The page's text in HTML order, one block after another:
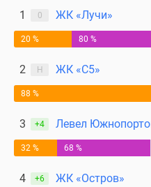
1 0 ЖК «Лучи»
20 % 80 %
2 Н ЖК «С5»
88 %
3 +4 Левел
32 % 68 %
4 +6 ЖК «Остров»